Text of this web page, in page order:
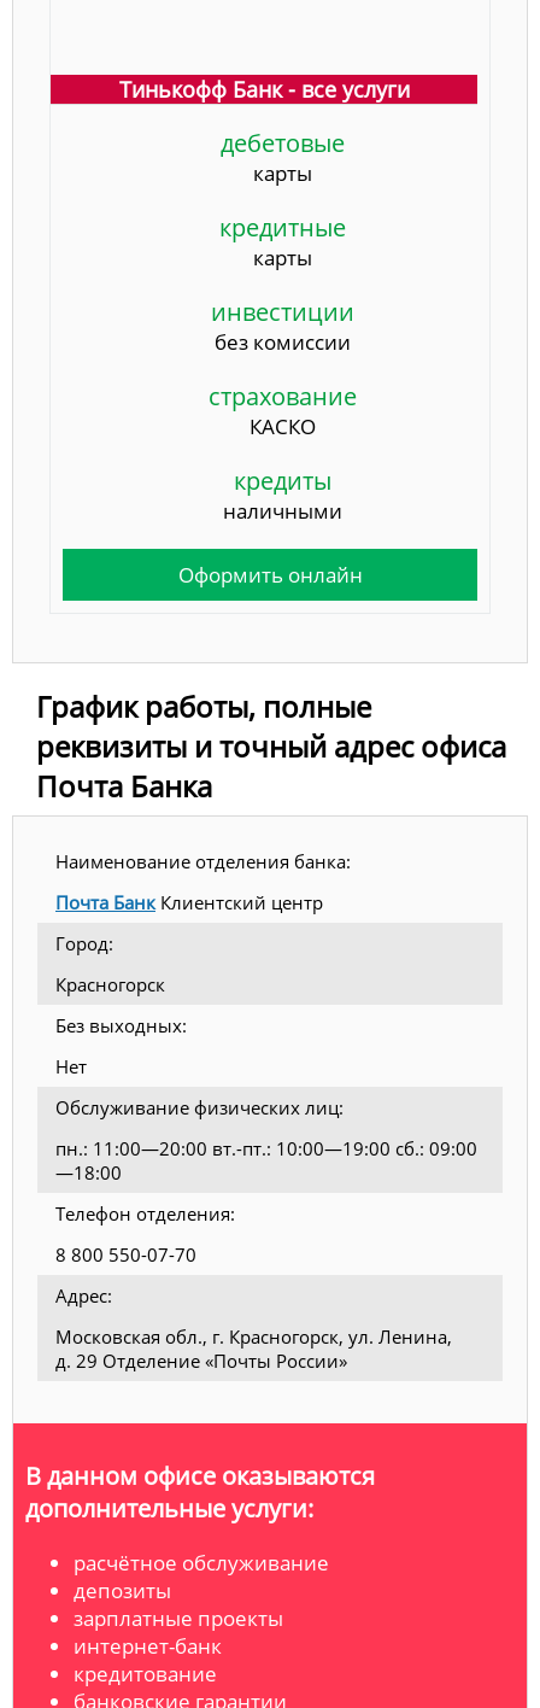
Тинькофф Банк - все услуги
дебетовые
карты
кредитные
карты
инвестиции
без комиссии
страхование
КАСКО
кредиты
наличными
Оформить онлайн
График работы, полные
реквизиты и точный адрес офиса
Почта Банка
Наименование отделения банка:
Почта БанкКлиентский центр
Город:
Красногорск
Без выходных:
Нет
Обслуживание физических лиц:
пн.: 11:00—20:00 вт.-пт.: 10:00—19:00 сб.: 09:00
—18:00
Телефон отделения:
8 800 550-07-70
Адрес:
Московская обл., г. Красногорск, ул. Ленина,
д. 29 Отделение «Почты России»
В данном офисе оказываются
дополнительные услуги:
расчётное обслуживание
депозиты
зарплатные проекты
интернет-банк
кредитование
банковские гарантии